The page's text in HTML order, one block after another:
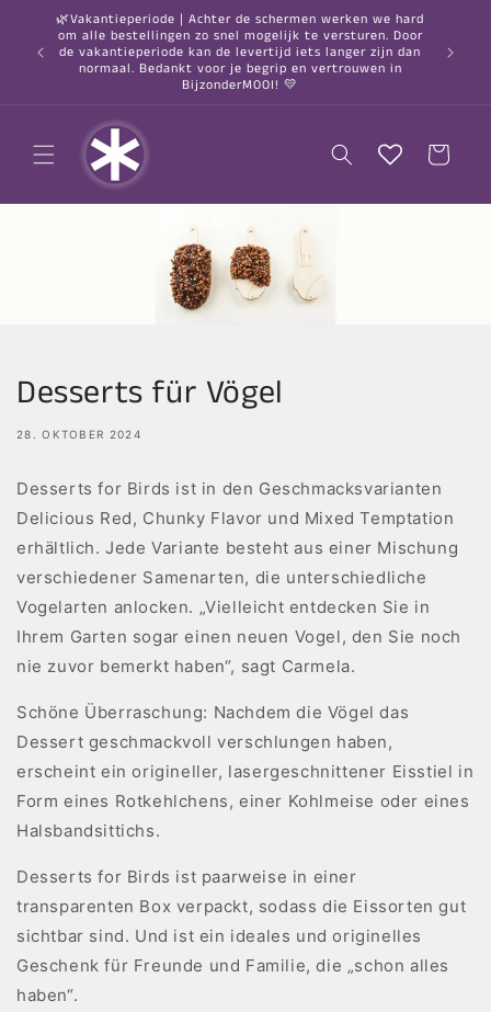
zum
Inhalt
🌿Vakantieperiode | Achter de schermen werken we hard
om alle bestellingen zo snel mogelijk te versturen. Door
de vakantieperiode kan de levertijd iets langer zijn dan
normaal. Bedankt voor je begrip en vertrouwen in
BijzonderMOOI! 💛
○ Vor
nach
Warenkorb
Desserts für Vögel
28. OKTOBER 2024
Desserts for Birds ist in den Geschmacksvarianten
Delicious Red, Chunky Flavor und Mixed Temptation
erhältlich. Jede Variante besteht aus einer Mischung
verschiedener Samenarten, die unterschiedliche
Vogelarten anlocken. „Vielleicht entdecken Sie in
Ihrem Garten sogar einen neuen Vogel, den Sie noch
nie zuvor bemerkt haben“, sagt Carmela.
Schöne Überraschung: Nachdem die Vögel das
Dessert geschmackvoll verschlungen haben,
erscheint ein origineller, lasergeschnittener Eisstiel in
Form eines Rotkehlchens, einer Kohlmeise oder eines
Halsbandsittichs.
Desserts for Birds ist paarweise in einer
transparenten Box verpackt, sodass die Eissorten gut
sichtbar sind. Und ist ein ideales und originelles
Geschenk für Freunde und Familie, die „schon alles
haben“.